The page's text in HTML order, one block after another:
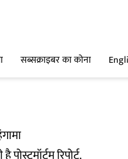
सब्सक्राइबर का कोना